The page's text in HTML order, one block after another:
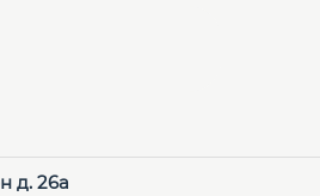
д. 26а